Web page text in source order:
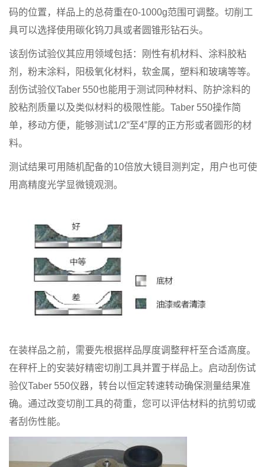
码的位置，样品上的总荷重在0-1000g范围可调整。切削工
具可以选择使用碳化钨刀具或者圆锥形钻石头。
该刮伤试验仪其应用领域包括：刚性有机材料、涂料胶粘
剂，粉末涂料，阳极氧化材料，软金属，塑料和玻璃等等。
刮伤试验仪Taber 550也能用于测试同种材料、防护涂料的
胶粘剂质量以及类似材料的极限性能。Taber 550操作简
单，移动方便，能够测试1/2”至4”厚的正方形或者圆形的材
料。
测试结果可用随机配备的10倍放大镜目测判定，用户也可使
用高精度光学显微镜观测。
在装样品之前，需要先根据样品厚度调整秤杆至合适高度。
在秤杆上的安装好精密切削工具并置于样品上。启动刮伤试
验仪Taber 550仪器，转台以恒定转速转动确保测量结果准
确。通过改变切削工具的荷重，您可以评估材料的抗剪切或
者刮伤性能。